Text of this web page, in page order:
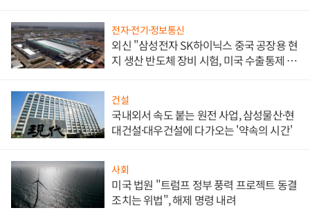
전자·전기·정보통신
외신 "삼성전자 SK하이닉스 중국 공장용 현
지 생산 반도체 장비 시험, 미국 수출통제 대
건설
국내외서 속도 붙는 원전 사업, 삼성물산·현
대건설·대우건설에 다가오는 '약속의 시간'
사회
미국 법원 "트럼프 정부 풍력 프로젝트 동결
조치는 위법", 해제 명령 내려